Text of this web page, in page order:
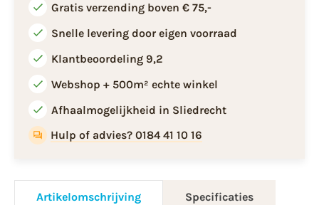
Gratis verzending boven € 75,-
Snelle levering door eigen voorraad
Klantbeoordeling 9,2
Webshop + 500m² echte winkel
Afhaalmogelijkheid in Sliedrecht
Hulp of advies? 0184 41 10 16
Artikelomschrijving Specificaties